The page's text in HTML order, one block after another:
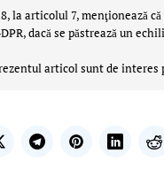
la articolul 7, menţionează
dacă se păstrează un
articol sunt de interes